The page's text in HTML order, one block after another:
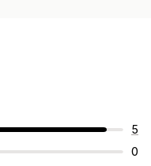
5
0